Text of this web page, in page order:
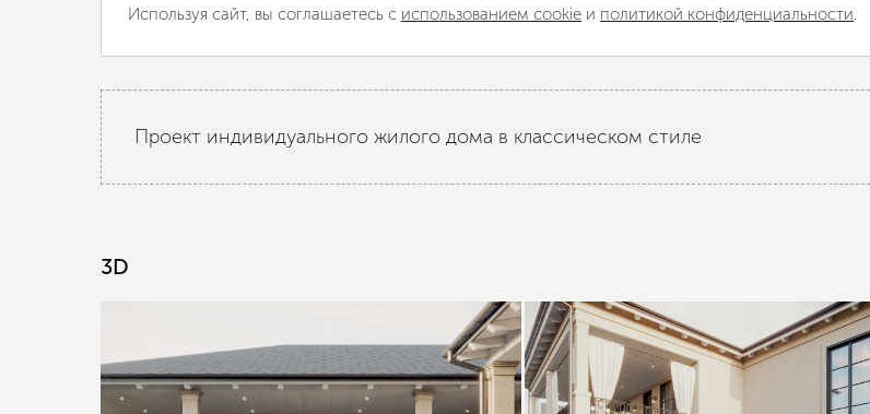
Используя сайт, вы соглашаетесь с использованием cookie и политикой конфиденциальности
НАЗАД
Проект индивидуального жилого дома в классическом стиле
3D